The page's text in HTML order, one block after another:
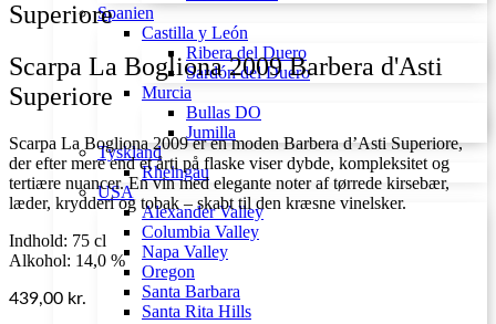
Spanien
Castilla y León
Ribera del Duero
Sardón del Duero
Murcia
Bullas DO
Jumilla
Tyskland
Rheingau
USA
Alexander Valley
Columbia Valley
Napa Valley
Oregon
Santa Barbara
Santa Rita Hills
Superiore
Scarpa La Bogliona 2009 Barbera d'Asti
Superiore
Scarpa La Bogliona 2009 er en moden Barbera d’Asti Superiore,
der efter mere end et årti på flaske viser dybde, kompleksitet og
tertiære nuancer. En vin med elegante noter af tørrede kirsebær,
læder, krydderi og tobak – skabt til den kræsne vinelsker.
Indhold: 75 cl
Alkohol: 14,0 %
439,00 kr.